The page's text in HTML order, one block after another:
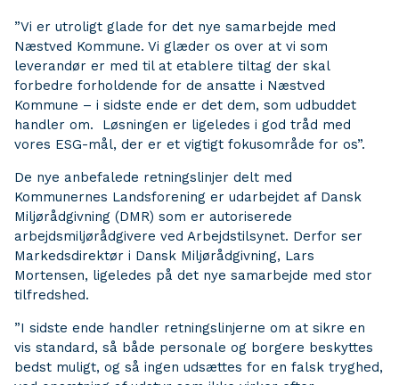
”Vi er utroligt glade for det nye samarbejde med
Næstved Kommune. Vi glæder os over at vi som
leverandør er med til at etablere tiltag der skal
forbedre forholdende for de ansatte i Næstved
Kommune – i sidste ende er det dem, som udbuddet
handler om. Løsningen er ligeledes i god tråd med
vores ESG-mål, der er et vigtigt fokusområde for os”.
De nye anbefalede retningslinjer delt med
Kommunernes Landsforening er udarbejdet af Dansk
Miljørådgivning (DMR) som er autoriserede
arbejdsmiljørådgivere ved Arbejdstilsynet. Derfor ser
Markedsdirektør i Dansk Miljørådgivning, Lars
Mortensen, ligeledes på det nye samarbejde med stor
tilfredshed.
”I sidste ende handler retningslinjerne om at sikre en
vis standard, så både personale og borgere beskyttes
bedst muligt, og så ingen udsættes for en falsk tryghed,